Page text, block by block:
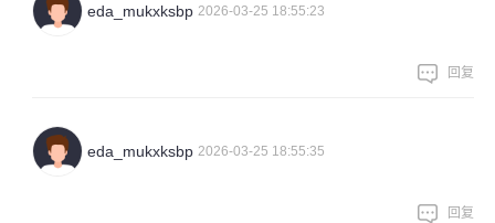
eda_mukxksbp 2026-03-25 18:55:23
回复
eda_mukxksbp 2026-03-25 18:55:35
回复